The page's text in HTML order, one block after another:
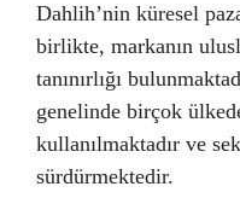
Dahlih’nin küresel
birlikte, markanın
tanınırlığı
genelinde birçok
kullanılmaktadır ve
sürdürmektedir.